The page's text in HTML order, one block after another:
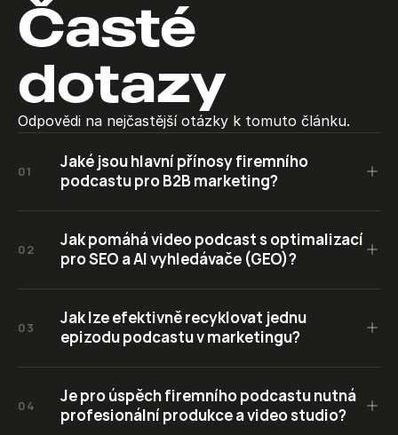
Časté
dotazy.
Odpovědi na nejčastější otázky k tomuto článku.
01
Jaké jsou hlavní přínosy firemního
podcastu pro B2B marketing?
02
Jak pomáhá video podcast s optimalizací
pro SEO a AI vyhledávače (GEO)?
03
Jak lze efektivně recyklovat jednu
epizodu podcastu v marketingu?
04
Je pro úspěch firemního podcastu nutná
profesionální produkce a video studio?